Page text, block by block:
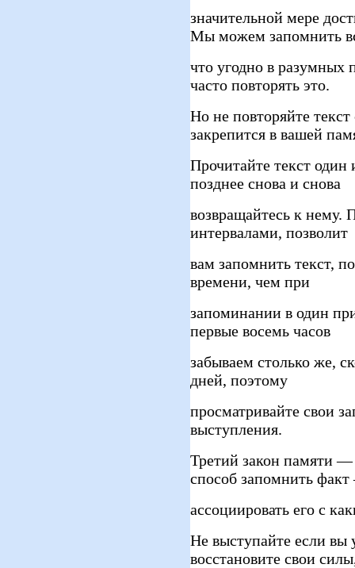
значительной мере
Мы можем запомнить
что угодно в разумных
часто повторять это.
Но не повторяйте
закрепится в вашей
Прочитайте текст один
позднее снова и снова
возвращайтесь к нему.
интервалами, позволит
вам запомнить текст,
времени, чем при
запоминании в один
первые восемь часов
забываем столько же,
дней, поэтому
просматривайте свои
выступления.
Третий закон памяти
способ запомнить
ассоциировать его с
Не выступайте если
восстановите свои